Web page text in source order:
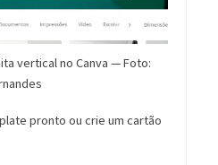
vertical no Canva — Foto:
pronto ou crie um cartão